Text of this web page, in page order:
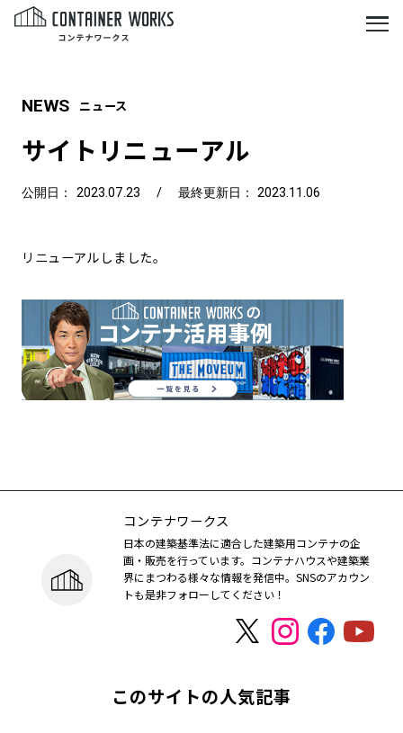
ニュース
NEWS
サイトリニューアル
公開日： 2023.07.23 /最終更新日： 2023.11.06
リニューアルしました。
コンテナワークス
日本の建築基準法に適合した建築用コンテナの企
画・販売を行っています。コンテナハウスや建築業
界にまつわる様々な情報を発信中。SNSのアカウン
トも是非フォローしてください！
このサイトの人気記事